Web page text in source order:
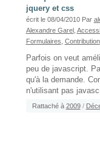
jquery et css
écrit le 08/04/2010 Par
Alexandre Garel,
Formulaires Contribution
Parfois on veut
peu de javascript.
qu'à la demande.
n'utilisant pas
Rattaché à 2009 /